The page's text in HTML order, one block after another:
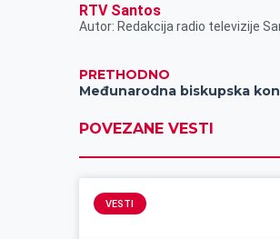
RTV Santos
Autor: Redakcija radio televizije
PRETHODNO
POVEZANE VESTI
VESTI